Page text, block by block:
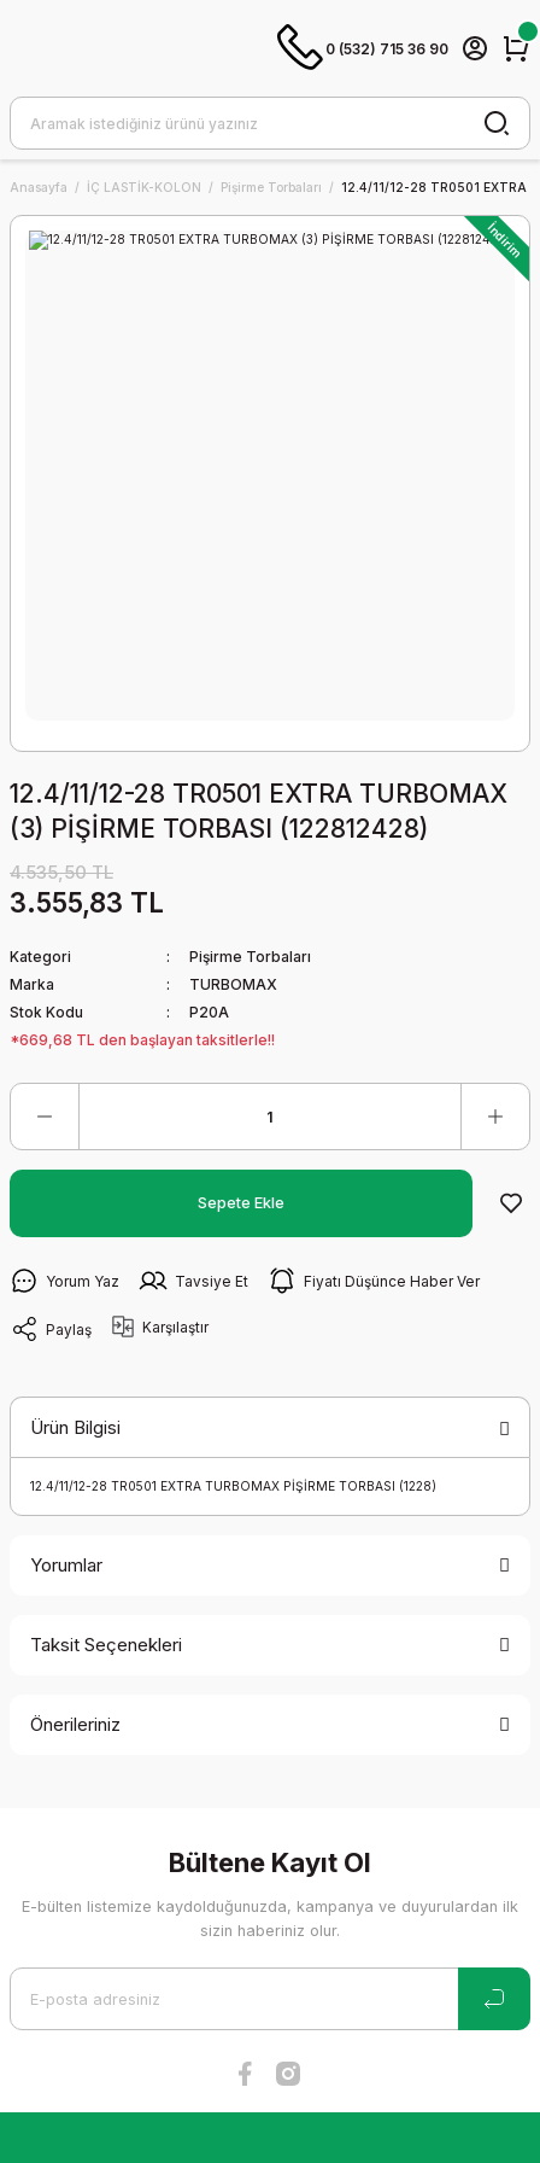
0 (532) 715 36 90
Anasayfa İÇ LASTİK-KOLON Pişirme Torbaları 12.4/11/12-28 TR0501 EXTRA
İndirim
12.4/11/12-28 TR0501 EXTRA TURBOMAX
(3) PİŞİRME TORBASI (122812428)
4.535,50 TL
3.555,83 TL
Kategori
Pişirme Torbaları
Marka
TURBOMAX
Stok Kodu
P20A
*669,68 TL den başlayan taksitlerle!!
Sepete Ekle
Yorum Yaz Tavsiye Et Fiyatı Düşünce Haber Ver
Paylaş Karşılaştır
Ürün Bilgisi
12.4/11/12-28 TR0501 EXTRA TURBOMAX PİŞİRME TORBASI (1228)
Yorumlar
Taksit Seçenekleri
Önerileriniz
Görüş ve önerileriniz için teşekkür ederiz.
Ürün resmi kalitesiz, bozuk veya görüntülenemiyor.
Bültene Kayıt Ol
E-bülten listemize kaydolduğunuzda, kampanya ve duyurulardan ilk
sizin haberiniz olur.